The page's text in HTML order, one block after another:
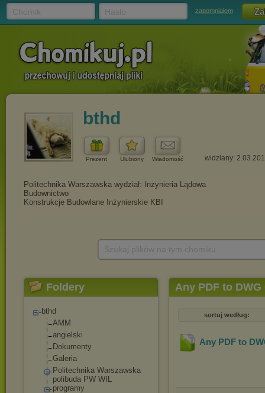
zapomniałem
bthd
Prezent Ulubiony Wiadomość widziany:
Foldery
bthd
AMM
angielski
Dokumenty
Galeria
Politechnika Warszawska
polibuda PW WIL
programy
Any PDF to
sortuj według:
Any PDF to